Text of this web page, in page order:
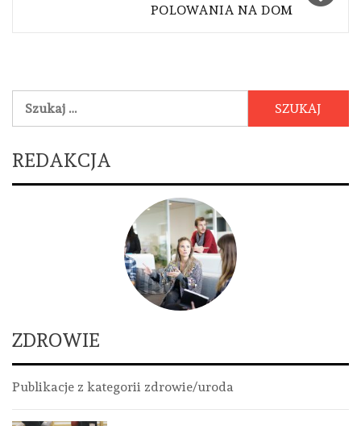
POLOWANIA NA DOM
Szukaj:
REDAKCJA
ZDROWIE
Publikacje z kategorii zdrowie/uroda